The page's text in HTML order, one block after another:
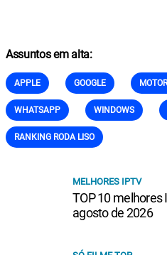
Assuntos em alta:
APPLE GOOGLE
WHATSAPP WINDOWS
RANKING RODA LISO
MELHORES IPTV
TOP 10 melhores
agosto de 2026